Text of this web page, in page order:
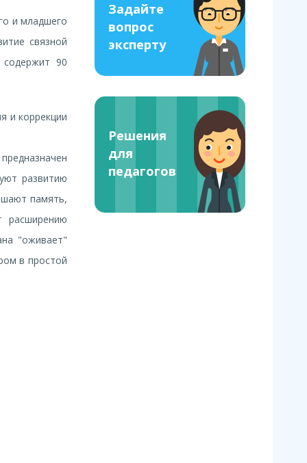
Задайте
вопрос
эксперту
Решения
для
педагогов
и младшего
связной
содержит 90
и коррекции
развитию
память,
расширению
"оживает"
в простой